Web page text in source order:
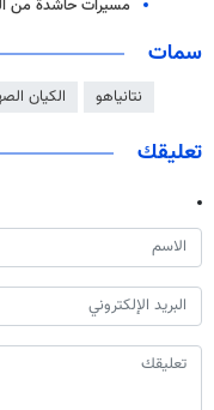
مسيرات حاشدة من
سمات
نتانياهو الكيان
تعليقك